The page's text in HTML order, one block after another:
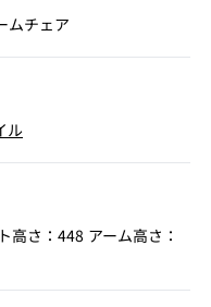
今から100年以上前
治具は、熟練の職人
調整され、作られて
い蒸気で長時間蒸し、
わせて曲げていきま
なるデザインをコン
は、手加工による
いる、立体的な曲木
ムチェア
ル
さ：448 アーム高さ：